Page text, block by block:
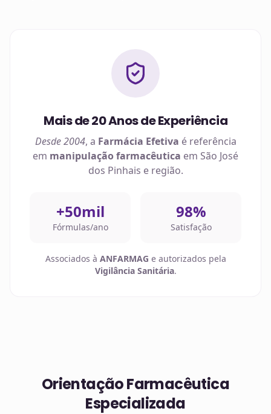
Mais de 20 Anos de Experiência
Desde 2004, a Farmácia Efetiva é referência
em manipulação farmacêutica em São José
dos Pinhais e região.
+50mil
Fórmulas/ano
98%
Satisfação
Associados à ANFARMAG e autorizados pela
Vigilância Sanitária.
Orientação Farmacêutica
Especializada